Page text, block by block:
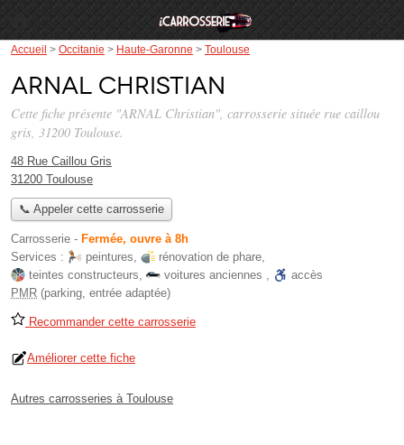
Accueil > Occitanie > Haute-Garonne > Toulouse
ARNAL Christian
Cette fiche présente "ARNAL Christian", carrosserie située rue caillou
gris, 31200 Toulouse.
48 Rue Caillou Gris
31200 Toulouse
📞 Appeler cette carrosserie
Carrosserie - Fermée, ouvre à 8h
Services :
peintures, rénovation de phare,
teintes constructeurs, voitures anciennes ,
accès
PMR (parking, entrée adaptée)
Recommander cette carrosserie
Améliorer cette fiche
Autres carrosseries à Toulouse